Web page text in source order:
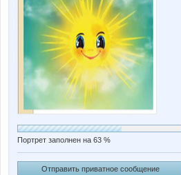
Портрет заполнен на 63 %
Отправить приватное сообщение